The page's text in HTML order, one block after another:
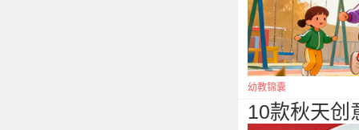
幼教锦囊
10款秋天创